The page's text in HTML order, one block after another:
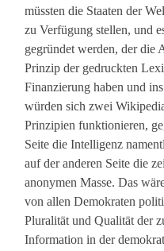
müssten die Staaten der
zu Verfügung stellen, und
gegründet werden, der die
Prinzip der gedruckten
Finanzierung haben und
würden sich zwei
Prinzipien funktionieren,
Seite die Intelligenz
auf der anderen Seite die
anonymen Masse. Das
von allen Demokraten
Pluralität und Qualität der
Information in der